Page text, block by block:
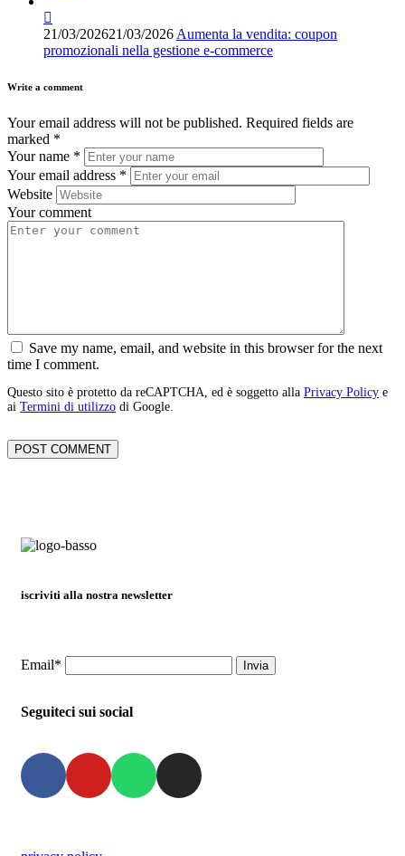
21/03/202621/03/2026 Aumenta la vendita: coupon
promozionali nella gestione e-commerce
Write a comment
Your email address will not be published. Required fields are
marked *
Your name *
Your email address *
Website
Your comment
Save my name, email, and website in this browser for the next
time I comment.
Questo sito è protetto da reCAPTCHA, ed è soggetto alla Privacy Policy e
ai Termini di utilizzo di Google.
iscriviti alla nostra newsletter
Email*
Seguiteci sui social